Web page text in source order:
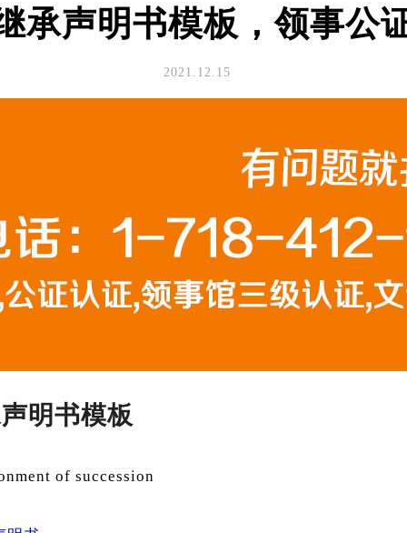
承声明书模板，领事公
2021.12.15
明书模板
of succession